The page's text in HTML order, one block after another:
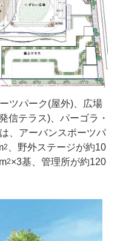
ツパーク(屋外)、広場
信テラス)、パーゴラ・
、アーバンスポーツパ
2 、野外ステージが約10
2×3基、管理所が約120